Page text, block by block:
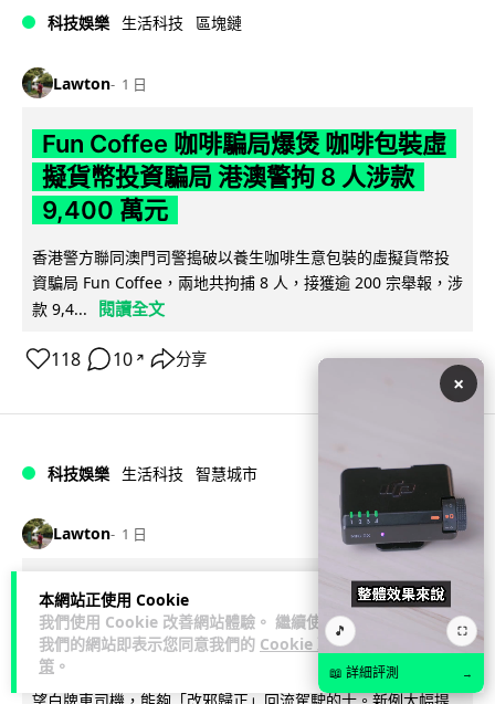
本網站正使用 Cookie
我們使用 Cookie 改善網站體驗。 繼續使用
我們的網站即表示您同意我們的 Cookie 政
策 。
科技娛樂 生活科技 區塊鏈
Lawton 1 日
Fun Coffee 咖啡騙局爆煲 咖啡包裝虛
擬貨幣投資騙局 港澳警拘 8 人涉款
9,400 萬元
香港警方聯同澳門司警搗破以養生咖啡生意包裝的虛擬貨幣投
資騙局 Fun Coffee，兩地共拘捕 8 人，接獲逾 200 宗舉報，涉
款 9,4...
閱讀全文
118 10 ↗ 分享
科技娛樂 生活科技 智慧城市
Lawton 1 日
網約車條例生效 有司機暫時停工避風頭
的士業界籲白牌 "改邪歸正"
規管網約車法例大部分條文已於 8 月 3 日生效，的士業界就期
望白牌車司機，能夠「改邪歸正」回流駕駛的士。新例大幅提
×
🎵 ⛶
📖 詳細評測 →